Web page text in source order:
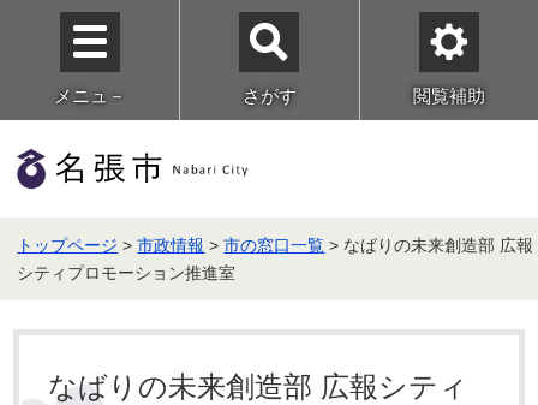
メニュ－ さがす 閲覧補助
トップページ >市政情報 >市の窓口一覧 > なばりの未来創造部 広報
シティプロモーション推進室
なばりの未来創造部 広報シティ